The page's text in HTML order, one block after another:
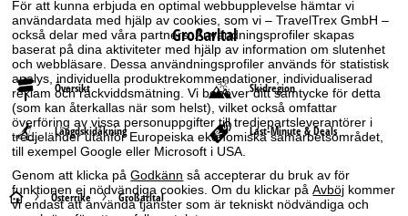
För att kunna erbjuda en optimal webbupplevelse hämtar vi
användardata med hjälp av cookies, som vi – TravelTrex GmbH –
också delar med våra partners. Användningsprofiler skapas
baserat på dina aktiviteter med hjälp av information om slutenhet
och webbläsare. Dessa användningsprofiler används för statistisk
analys, individuella produktrekommendationer, individualiserad
reklam och räckviddsmätning. Vi behöver ditt samtycke för detta
(som kan återkallas när som helst), vilket också omfattar
överföring av vissa personuppgifter till tredjepartsleverantörer i
tredjeländer utanför Europeiska ekonomiska samarbetsområdet,
till exempel Google eller Microsoft i USA.
Genom att klicka påGodkänn så accepterar du bruk av för
funktionen ej nödvändiga cookies. Om du klickar påAvböj kommer
vi endast att använda tjänster som är tekniskt nödvändiga och
Großarltal
Översikt Skidregion
Längdskidåkning Last-Minute & Deals
S Österrike Großarltal